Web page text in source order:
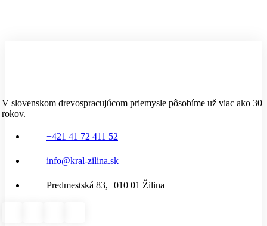
V slovenskom drevospracujúcom priemysle pôsobíme už viac ako 30
rokov.
+421 41 72 411 52
info@kral-zilina.sk
Predmestská 83, 010 01 Žilina